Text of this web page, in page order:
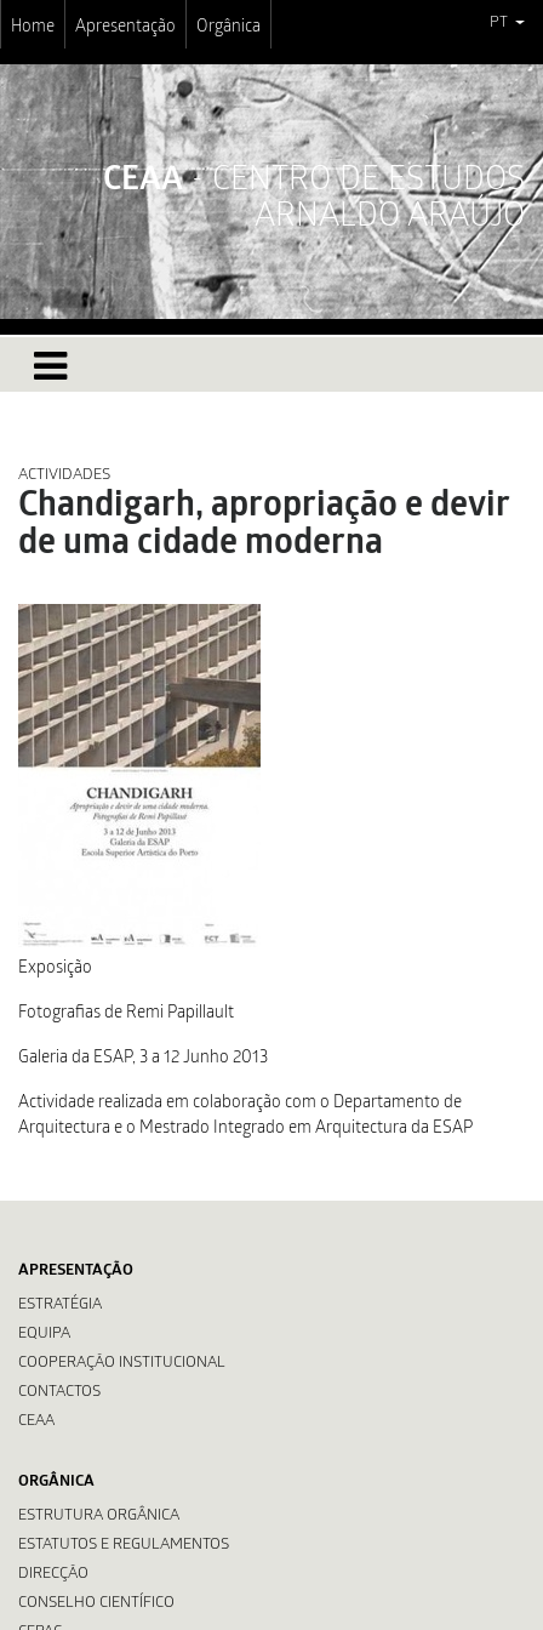
Home Apresentação Orgânica PT
CEAA- CENTRO DE ESTUDOS
ARNALDO ARAÚJO
ACTIVIDADES
Chandigarh, apropriação e devir
de uma cidade moderna
Exposição
Fotografias de Remi Papillault
Galeria da ESAP, 3 a 12 Junho 2013
Actividade realizada em colaboração com o Departamento de
Arquitectura e o Mestrado Integrado em Arquitectura da ESAP
APRESENTAÇÃO
ESTRATÉGIA
EQUIPA
COOPERAÇÃO INSTITUCIONAL
CONTACTOS
CEAA
ORGÂNICA
ESTRUTURA ORGÂNICA
ESTATUTOS E REGULAMENTOS
DIRECÇÃO
CONSELHO CIENTÍFICO